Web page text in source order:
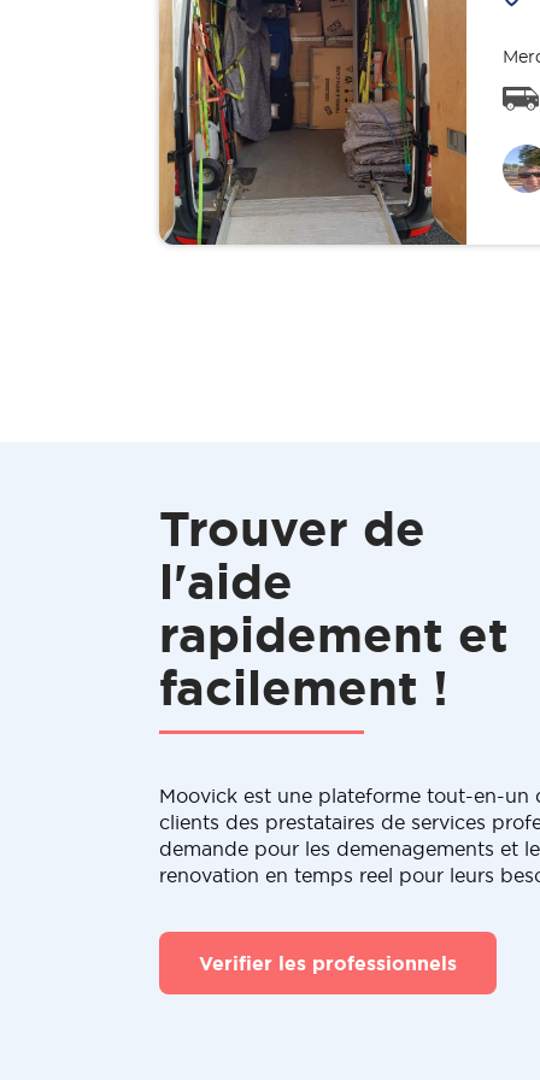
Trouver de
l'aide
rapidement et
facilement !
Moovick est une plateforme tout-en-un
clients des prestataires de services
demande pour les demenagements et
renovation en temps reel pour leurs
Verifier les professionnels